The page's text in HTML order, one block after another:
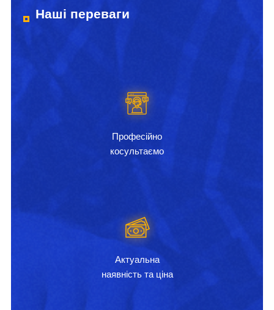
Наші переваги
Професійно
косультаємо
Актуальна
наявність та ціна